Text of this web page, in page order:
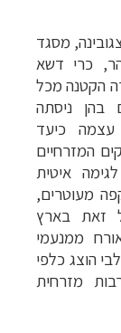
מסגד
כרי דשא
הקטנה מכל
בהן ניסתה
עצמה כיעד
המזרחיים
איטית
מעוטרים,
זאת בארץ
ממנעמי
הוצג כלפי
מזרחית